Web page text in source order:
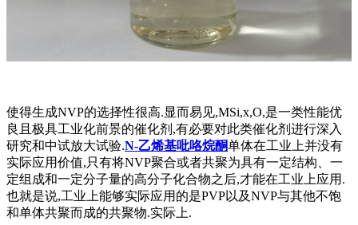
使得生成NVP的选择性很高.显而易见,MSi,x,O,是一类性能优
良且极具工业化前景的催化剂,有必要对此类催化剂进行深入
研究和中试放大试验.N-乙烯基吡咯烷酮单体在工业上并没有
实际应用价值,只有将NVP聚合或者共聚为具有一定结构、一
定组成和一定分子量的高分子化合物之后,才能在工业上应用.
也就是说,工业上能够实际应用的是PVP以及NVP与其他不饱
和单体共聚而成的共聚物.实际上.